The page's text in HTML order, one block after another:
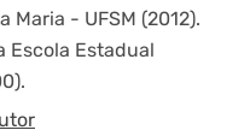
Maria - UFSM (2012).
Escola Estadual